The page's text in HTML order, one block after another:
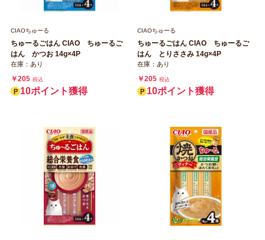
CIAOちゅーる
ちゅーるごはん CIAO ちゅーるご
はん かつお 14g×4P
在庫：あり
￥205 税込
10ポイント獲得
CIAOちゅーる
ちゅーるごはん CIAO ちゅーるご
はん とりささみ 14g×4P
在庫：あり
￥205 税込
10ポイント獲得